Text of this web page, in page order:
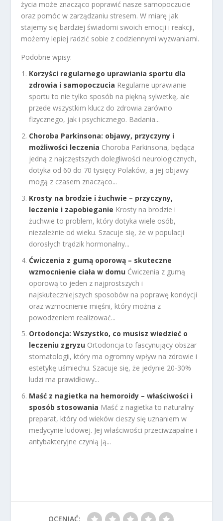
życia może znacząco poprawić nasze samopoczucie
oraz pomóc w zarządzaniu stresem. W miarę jak
stajemy się bardziej świadomi swoich emocji i reakcji,
możemy lepiej radzić sobie z codziennymi wyzwaniami.
Podobne wpisy:
Korzyści regularnego uprawiania sportu dla
zdrowia i samopoczucia Regularne uprawianie
sportu to nie tylko sposób na piękną sylwetkę, ale
przede wszystkim klucz do zdrowia zarówno
fizycznego, jak i psychicznego. Badania...
Choroba Parkinsona: objawy, przyczyny i
możliwości leczenia Choroba Parkinsona, będąca
jedną z najczęstszych dolegliwości neurologicznych,
dotyka od 60 do 70 tysięcy Polaków, a jej objawy
mogą z czasem znacząco...
Krosty na brodzie i żuchwie – przyczyny,
leczenie i zapobieganie Krosty na brodzie i
żuchwie to problem, który dotyka wiele osób,
niezależnie od wieku. Szacuje się, że w populacji
dorosłych trądzik hormonalny...
Ćwiczenia z gumą oporową – skuteczne
wzmocnienie ciała w domu Ćwiczenia z gumą
oporową to jeden z najprostszych i
najskuteczniejszych sposobów na poprawę kondycji
oraz wzmocnienie mięśni, który można z
powodzeniem realizować...
Ortodoncja: Wszystko, co musisz wiedzieć o
leczeniu zgryzu Ortodoncja to fascynujący obszar
stomatologii, który ma ogromny wpływ na zdrowie i
estetykę uśmiechu. Szacuje się, że jedynie 20-30%
ludzi ma prawidłowy...
Maść z nagietka na hemoroidy – właściwości i
sposób stosowania Maść z nagietka to naturalny
preparat, który od wieków cieszy się uznaniem w
medycynie ludowej. Jej właściwości przeciwzapalne i
antybakteryjne czynią ją...
OCENIAĆ: